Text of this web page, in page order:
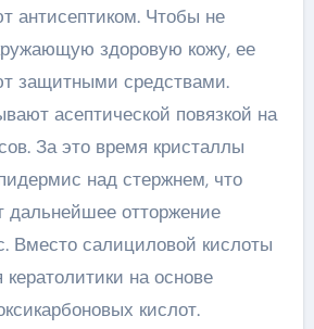
антисептиком. Чтобы не
здоровую кожу, ее
защитными средствами.
асептической повязкой на
За это время кристаллы
над стержнем, что
дальнейшее отторжение
Вместо салициловой кислоты
на основе
кислот.